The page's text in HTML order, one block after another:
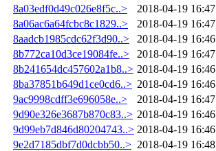
8a03edf0d49c026e8f5c..>
2018-04-19 16:47
8a06ac6a64fcbc8c1829..>
2018-04-19 16:47
8aadcb1985cdc62f3d90..>
2018-04-19 16:46
8b772ca10d3ce19084fe..>
2018-04-19 16:47
8b241654dc457602a1b8..> 2018-04-19 16:46
8ba37851b649d1ce0cd6..> 2018-04-19 16:46
9ac9998cdff3e696058e..>
2018-04-19 16:47
9d90e326e3687b870c83..> 2018-04-19 16:46
9d99eb7d846d80204743..> 2018-04-19 16:46
9e2d7185dbf7d0dcbb50..> 2018-04-19 16:48